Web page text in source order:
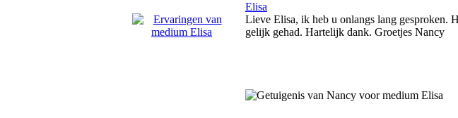
Elisa
Lieve Elisa, ik heb u onlangs lang gesproken.
gelijk gehad. Hartelijk dank. Groetjes Nancy